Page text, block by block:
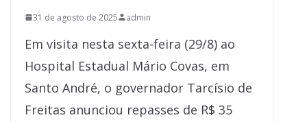
31 de agosto de 2025 admin
Em visita nesta sexta-feira (29/8) ao
Hospital Estadual Mário Covas, em
Santo André, o governador Tarcísio de
Freitas anunciou repasses de R$ 35